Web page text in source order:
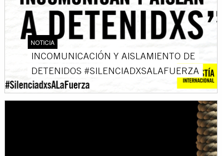
NOTICIA
INCOMUNICACIÓN Y AISLAMIENTO DE
DETENIDOS #SILENCIADXSALAFUERZA